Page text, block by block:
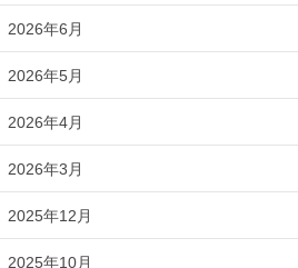
2026年6月
2026年5月
2026年4月
2026年3月
2025年12月
2025年10月